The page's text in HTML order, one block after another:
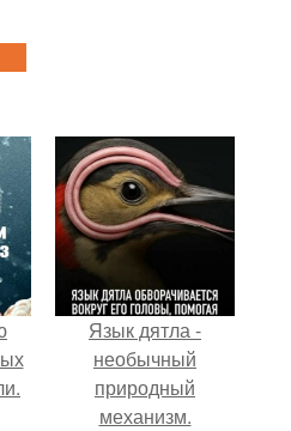
Язык дятла -
необычный
природный
механизм.